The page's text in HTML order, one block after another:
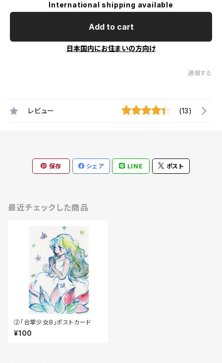
International shipping available
Add to cart
日本国内にお住まいの方向け
通報する
レビュー (13)
保存 シェア LINE ポスト
最近チェックした商品
②「合掌少女B」ポストカード
¥100